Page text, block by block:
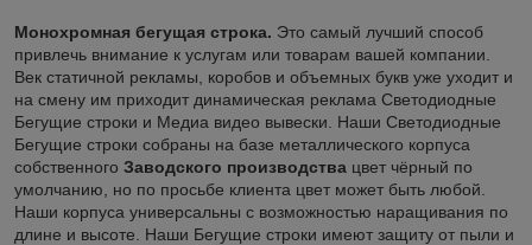
Монохромная бегущая строка. Это самый лучший способ
привлечь внимание к услугам или товарам вашей компании.
Век статичной рекламы, коробов и объемных букв уже уходит и
на смену им приходит динамическая реклама Светодиодные
Бегущие строки и Медиа видео вывески. Наши Светодиодные
Бегущие строки собраны на базе металлического корпуса
собственного Заводского производства цвет чёрный по
умолчанию, но по просьбе клиента цвет может быть любой.
Наши корпуса универсальны с возможностью наращивания по
длине и высоте. Наши Бегущие строки имеют защиту от пыли и